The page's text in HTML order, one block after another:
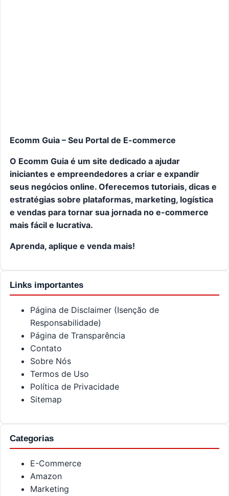
Ecomm Guia – Seu Portal de E-commerce
O Ecomm Guia é um site dedicado a ajudar
iniciantes e empreendedores a criar e expandir
seus negócios online. Oferecemos tutoriais, dicas e
estratégias sobre plataformas, marketing, logística
e vendas para tornar sua jornada no e-commerce
mais fácil e lucrativa.
Aprenda, aplique e venda mais!
Links importantes
Página de Disclaimer (Isenção de
Responsabilidade)
Página de Transparência
Contato
Sobre Nós
Termos de Uso
Política de Privacidade
Sitemap
Categorias
E-Commerce
Amazon
Marketing